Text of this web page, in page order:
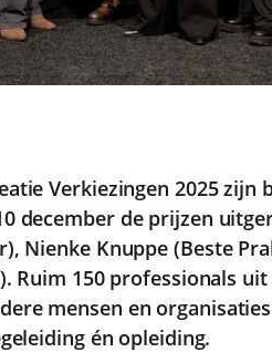
Verkiezingen 2025 zijn
december de prijzen
Nienke Knuppe (Beste
Ruim 150 professionals
mensen en
én opleiding.